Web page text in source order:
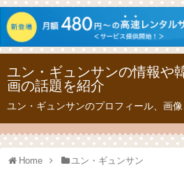
ユン・ギュンサンの情報や
画の話題を紹介
ユン・ギュンサンのプロフィール、画
Home ユン・ギュンサン